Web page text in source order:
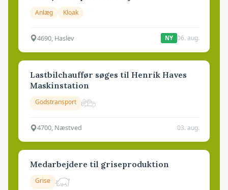
Anlæg Kloak
4690, Haslev NY 06. aug.
Lastbilchauffør søges til Henrik Haves
Maskinstation
Godstransport
4700, Næstved 03. aug.
Medarbejdere til griseproduktion
Grise